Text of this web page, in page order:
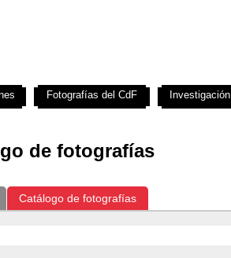
de fotografías
Catálogo de fotografías
Fotografías del CdF Investigación